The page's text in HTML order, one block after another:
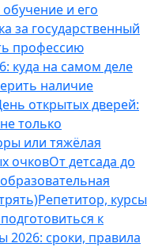
и его
за государственный
профессию
куда на самом деле
наличие
открытых дверей:
только
или тяжёлая
очковОт детсада до
Репетитор, курсы
к
2026: сроки, правила